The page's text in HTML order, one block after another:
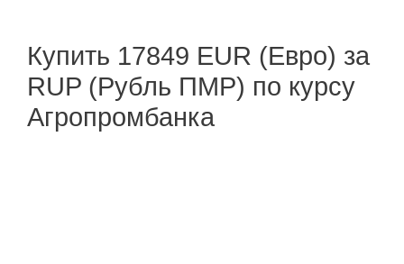
Купить 17849 EUR (Евро) за
RUP (Рубль ПМР) по курсу
Агропромбанка